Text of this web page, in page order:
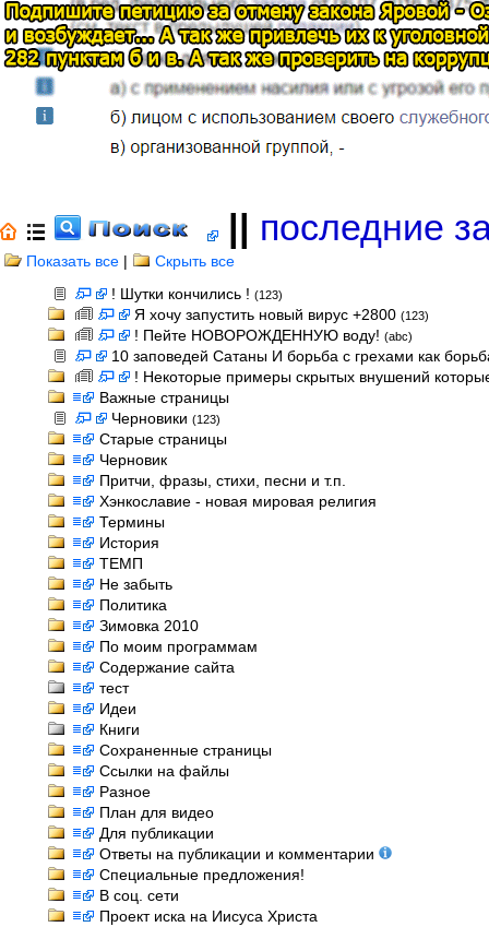
|| последние
Показать все |
Скрыть все
! Шутки кончились ! (123)
Я хочу запустить новый вирус +2800 (123)
! Пейте НОВОРОЖДЕННУЮ воду! (abc)
10 заповедей Сатаны И борьба с грехами как
! Некоторые примеры скрытых внушений
Важные страницы
Черновики (123)
Старые страницы
Черновик
Притчи, фразы, стихи, песни и т.п.
Хэнкославие - новая мировая религия
Термины
История
ТЕМП
Не забыть
Политика
Зимовка 2010
По моим программам
Содержание сайта
тест
Идеи
Книги
Сохраненные страницы
Ссылки на файлы
Разное
План для видео
Для публикации
Ответы на публикации и комментарии
Специальные предложения!
В соц. сети
Проект иска на Иисуса Христа